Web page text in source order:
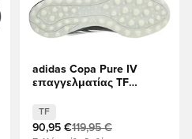
adidas Copa Pure IV
επαγγελματίας TF
Διαυγές κόκκινο
TF
90,95 €119,95 €